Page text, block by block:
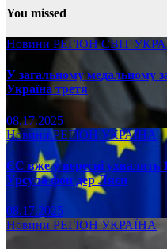
You missed
Новини РЕГІОНСВІТ
У загальному медальному
Україна третя
08.17.2025
НовиниРЕГІОН УКРАЇНА
ЄС вже у вересні ухвалить
Урсула фон дер Ляєн
08.17.2025
Новини РЕГІОН УКРАЇНА